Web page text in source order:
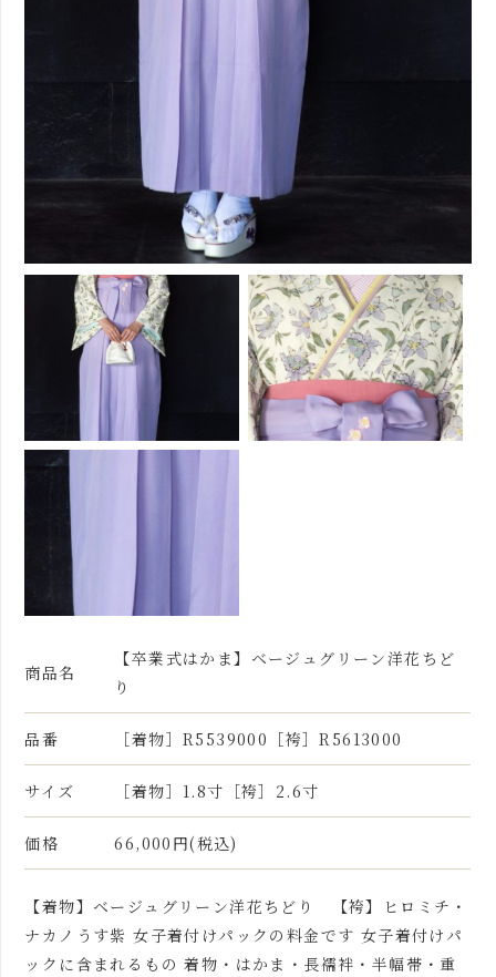
商品名
【卒業式はかま】ベージュグリーン洋花ちど
り
品番 ［着物］R5539000［袴］R5613000
サイズ ［着物］1.8寸［袴］2.6寸
価格 66,000円(税込)
【着物】ベージュグリーン洋花ちどり 【袴】ヒロミチ・
ナカノうす紫 女子着付けパックの料金です 女子着付けパ
ックに含まれるもの 着物・はかま・長襦袢・半幅帯・重